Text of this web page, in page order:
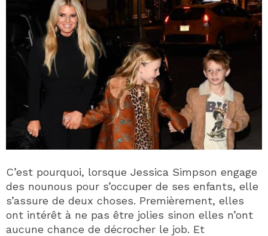
C’est pourquoi, lorsque Jessica Simpson engage
des nounous pour s’occuper de ses enfants, elle
s’assure de deux choses. Premièrement, elles
ont intérêt à ne pas être jolies sinon elles n’ont
aucune chance de décrocher le job. Et